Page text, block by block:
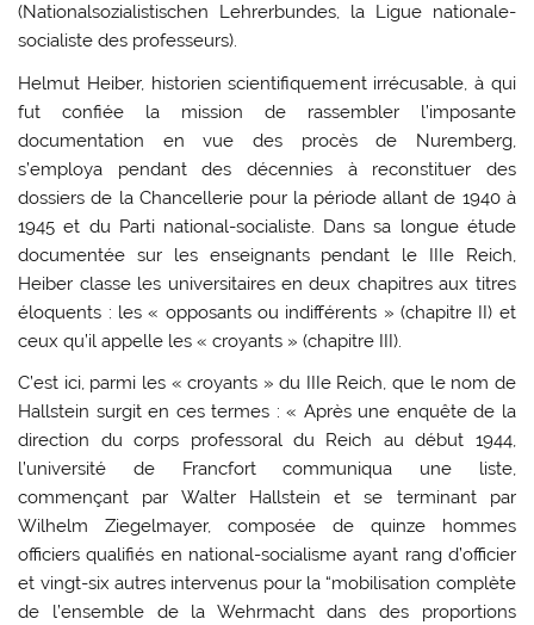
(Nationalsozialistischen Lehrerbundes, la Ligue nationale-
socialiste des professeurs).
Helmut Heiber, historien scientifiquement irrécusable, à qui
fut confiée la mission de rassembler l’imposante
documentation en vue des procès de Nuremberg,
s’employa pendant des décennies à reconstituer des
dossiers de la Chancellerie pour la période allant de 1940 à
1945 et du Parti national-socialiste. Dans sa longue étude
documentée sur les enseignants pendant le IIIe Reich,
Heiber classe les universitaires en deux chapitres aux titres
éloquents : les « opposants ou indifférents » (chapitre II) et
ceux qu’il appelle les « croyants » (chapitre III).
C’est ici, parmi les « croyants » du IIIe Reich, que le nom de
Hallstein surgit en ces termes : « Après une enquête de la
direction du corps professoral du Reich au début 1944,
l’université de Francfort communiqua une liste,
commençant par Walter Hallstein et se terminant par
Wilhelm Ziegelmayer, composée de quinze hommes
officiers qualifiés en national-socialisme ayant rang d’officier
et vingt-six autres intervenus pour la “mobilisation complète
de l’ensemble de la Wehrmacht dans des proportions